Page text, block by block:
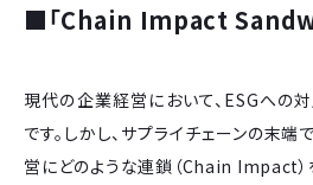
■「Chain Impact
現代の企業経営において、ESGへの
です。しかし、サプライチェーンの末端
営にどのような連鎖（Chain Impact